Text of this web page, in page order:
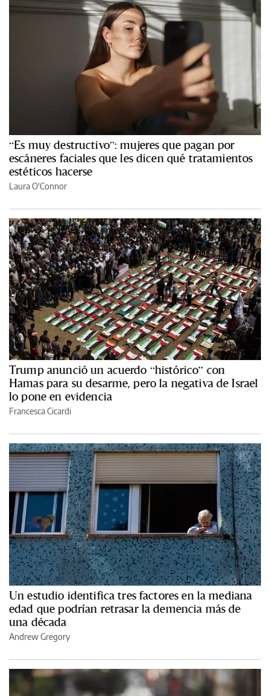
“Es muy destructivo”: mujeres que pagan por
escáneres faciales que les dicen qué tratamientos
estéticos hacerse
Laura O'Connor
Trump anunció un acuerdo “histórico” con
Hamas para su desarme, pero la negativa de Israel
lo pone en evidencia
Francesca Cicardi
Un estudio identifica tres factores en la mediana
edad que podrían retrasar la demencia más de
una década
Andrew Gregory